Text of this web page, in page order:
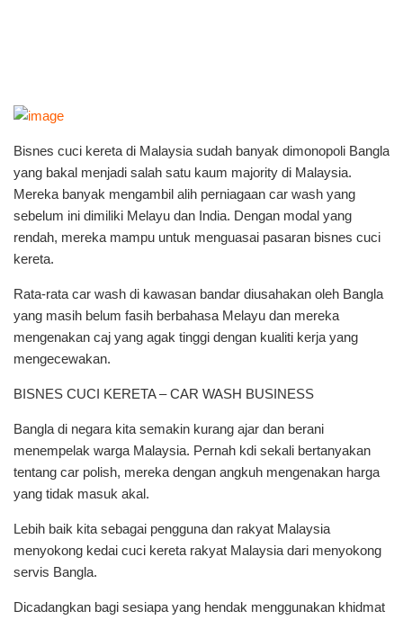
Bisnes cuci kereta di Malaysia sudah banyak dimonopoli Bangla
yang bakal menjadi salah satu kaum majority di Malaysia.
Mereka banyak mengambil alih perniagaan car wash yang
sebelum ini dimiliki Melayu dan India. Dengan modal yang
rendah, mereka mampu untuk menguasai pasaran bisnes cuci
kereta.
Rata-rata car wash di kawasan bandar diusahakan oleh Bangla
yang masih belum fasih berbahasa Melayu dan mereka
mengenakan caj yang agak tinggi dengan kualiti kerja yang
mengecewakan.
BISNES CUCI KERETA – CAR WASH BUSINESS
Bangla di negara kita semakin kurang ajar dan berani
menempelak warga Malaysia. Pernah kdi sekali bertanyakan
tentang car polish, mereka dengan angkuh mengenakan harga
yang tidak masuk akal.
Lebih baik kita sebagai pengguna dan rakyat Malaysia
menyokong kedai cuci kereta rakyat Malaysia dari menyokong
servis Bangla.
Dicadangkan bagi sesiapa yang hendak menggunakan khidmat